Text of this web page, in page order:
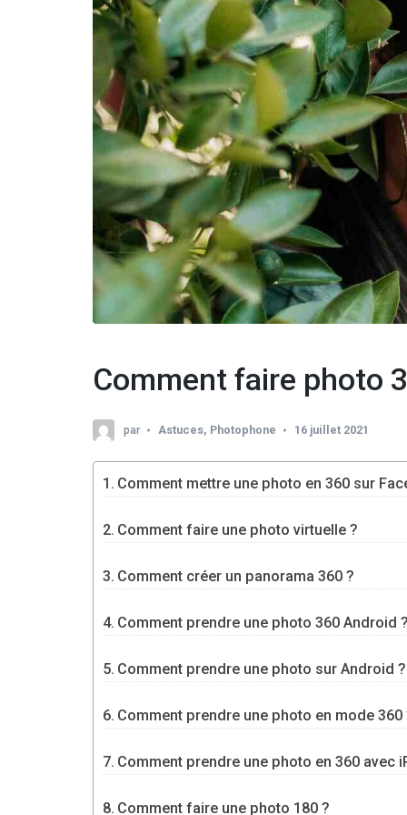
Comment faire photo
par Astuces, Photophone 16 juillet 2021
Comment mettre une photo en 360 sur
Comment faire une photo virtuelle ?
Comment créer un panorama 360 ?
Comment prendre une photo 360 Android ?
Comment prendre une photo sur Android ?
Comment prendre une photo en mode 360
Comment prendre une photo en 360 avec
Comment faire une photo 180 ?